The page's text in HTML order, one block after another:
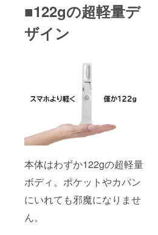
■122gの超軽量デ
ザイン
本体はわずか122gの超軽量
ボディ。ポケットやカバン
にいれても邪魔になりませ
ん。